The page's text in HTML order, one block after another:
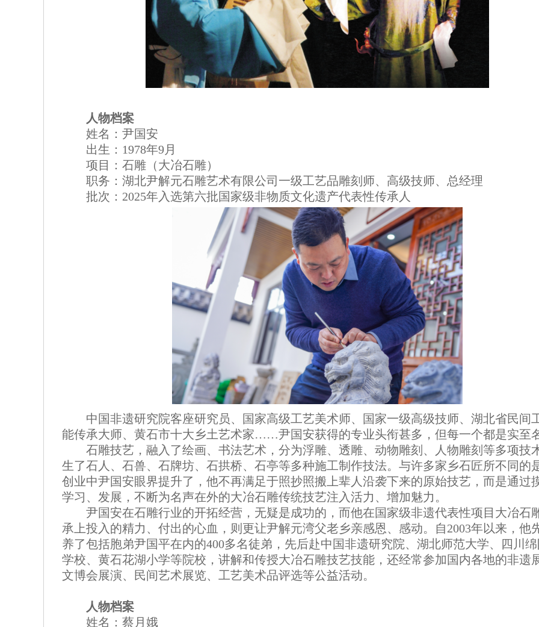
人物档案
姓名：尹国安
出生：1978年9月
项目：石雕（大冶石雕）
职务：湖北尹解元石雕艺术有限公司一级工艺品雕刻师、高级技师、总经理
批次：2025年入选第六批国家级非物质文化遗产代表性传承人
中国非遗研究院客座研究员、国家高级工艺美术师、国家一级高级技师、湖北省民间
能传承大师、黄石市十大乡土艺术家……尹国安获得的专业头衔甚多，但每一个都是实至
石雕技艺，融入了绘画、书法艺术，分为浮雕、透雕、动物雕刻、人物雕刻等多项技
生了石人、石兽、石牌坊、石拱桥、石亭等多种施工制作技法。与许多家乡石匠所不同的
创业中尹国安眼界提升了，他不再满足于照抄照搬上辈人沿袭下来的原始技艺，而是通过
学习、发展，不断为名声在外的大冶石雕传统技艺注入活力、增加魅力。
尹国安在石雕行业的开拓经营，无疑是成功的，而他在国家级非遗代表性项目大冶石
承上投入的精力、付出的心血，则更让尹解元湾父老乡亲感恩、感动。自2003年以来，他
养了包括胞弟尹国平在内的400多名徒弟，先后赴中国非遗研究院、湖北师范大学、四川
学校、黄石花湖小学等院校，讲解和传授大冶石雕技艺技能，还经常参加国内各地的非遗
文博会展演、民间艺术展览、工艺美术品评选等公益活动。
人物档案
姓名：蔡月娥